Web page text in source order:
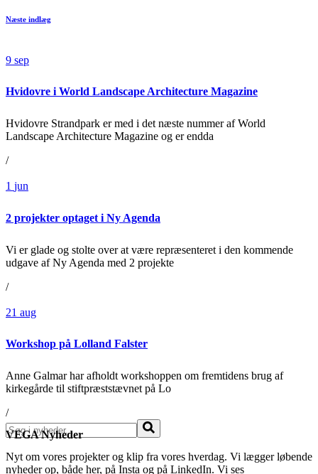
Næste indlæg
9 sep
Hvidovre i World Landscape Architecture Magazine
Hvidovre Strandpark er med i det næste nummer af World
Landscape Architecture Magazine og er endda
/
1 jun
2 projekter optaget i Ny Agenda
Vi er glade og stolte over at være repræsenteret i den kommende
udgave af Ny Agenda med 2 projekte
/
21 aug
Workshop på Lolland Falster
Anne Galmar har afholdt workshoppen om fremtidens brug af
kirkegårde til stiftpræststævnet på Lo
/
Søg
VEGA Nyheder
Nyt om vores projekter og klip fra vores hverdag. Vi lægger løbende
nyheder op, både her, på Insta og på LinkedIn. Vi ses